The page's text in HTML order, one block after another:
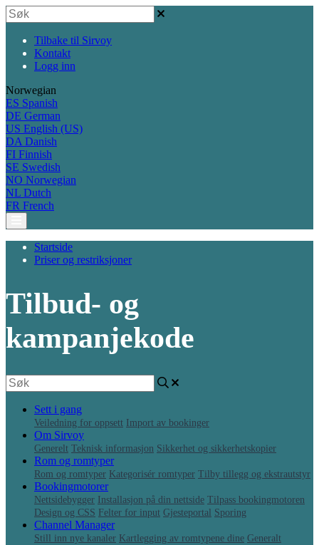
Tilbake til Sirvoy
Kontakt
Logg inn
Norwegian
ES Spanish
DE German
US English (US)
DA Danish
FI Finnish
SE Swedish
NO Norwegian
NL Dutch
FR French
Startside
Priser og restriksjoner
Tilbud- og
kampanjekode
Sett i gang
Veiledning for oppsett Import av bookinger
Om Sirvoy
Generelt Teknisk informasjon Sikkerhet og sikkerhetskopier
Rom og romtyper
Rom og romtyper Kategorisér romtyper Tilby tillegg og ekstrautstyr
Bookingmotorer
Nettsidebygger Installasjon på din nettside Tilpass bookingmotoren
Design og CSS Felter for input Gjesteportal Sporing
Channel Manager
Still inn nye kanaler Kartlegging av romtypene dine Generalt